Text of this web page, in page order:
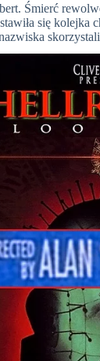
Śmierć
się kolejka